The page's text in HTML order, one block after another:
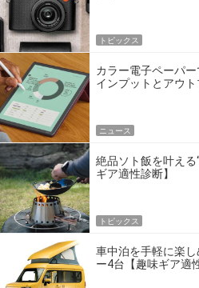
トピックス
カラー電子ペーパ
インプットとアウ
ニュース
絶品ソト飯を叶え
ギア適性診断】
トピックス
車中泊を手軽に楽
ー4台【趣味ギア適